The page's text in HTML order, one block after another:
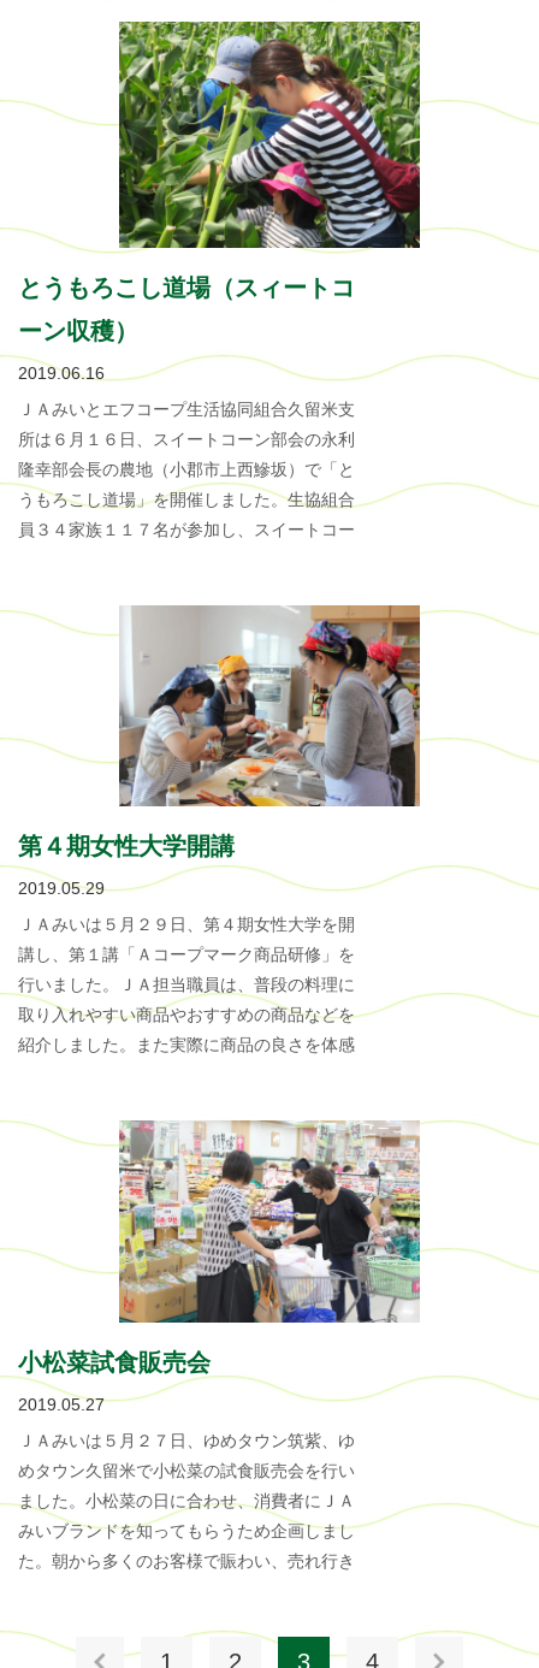
とうもろこし道場（スィートコ
ーン収穫）
2019.06.16
ＪＡみいとエフコープ生活協同組合久留米支
所は６月１６日、スイートコーン部会の永利
隆幸部会長の農地（小郡市上西鰺坂）で「と
うもろこし道場」を開催しました。生協組合
員３４家族１１７名が参加し、スイートコー
第４期女性大学開講
2019.05.29
ＪＡみいは５月２９日、第４期女性大学を開
講し、第１講「Ａコープマーク商品研修」を
行いました。ＪＡ担当職員は、普段の料理に
取り入れやすい商品やおすすめの商品などを
紹介しました。また実際に商品の良さを体感
小松菜試食販売会
2019.05.27
ＪＡみいは５月２７日、ゆめタウン筑紫、ゆ
めタウン久留米で小松菜の試食販売会を行い
ました。小松菜の日に合わせ、消費者にＪＡ
みいブランドを知ってもらうため企画しまし
た。朝から多くのお客様で賑わい、売れ行き
1 2 3 4